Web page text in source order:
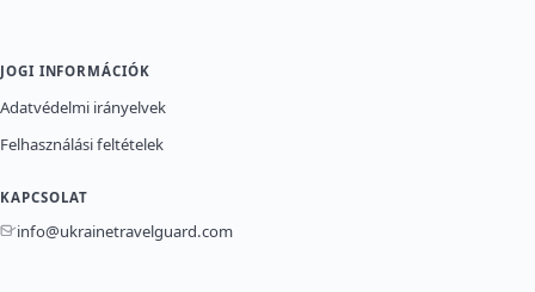
JOGI INFORMÁCIÓK
Adatvédelmi irányelvek
Felhasználási feltételek
KAPCSOLAT
info@ukrainetravelguard.com